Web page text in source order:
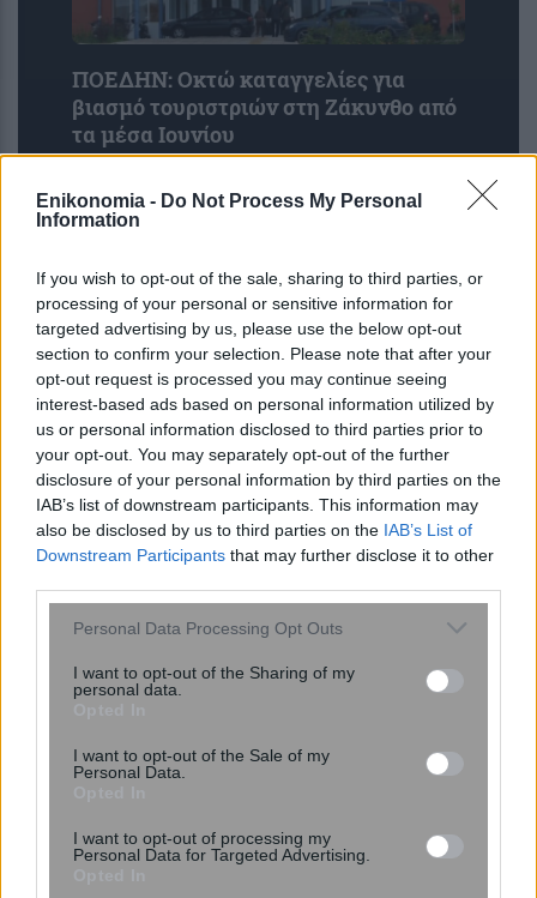
Enikonomia - Do Not Process My Personal
Information
If you wish to opt-out of the sale, sharing to third parties, or
processing of your personal or sensitive information for
targeted advertising by us, please use the below opt-out
section to confirm your selection. Please note that after your
opt-out request is processed you may continue seeing
interest-based ads based on personal information utilized by
us or personal information disclosed to third parties prior to
your opt-out. You may separately opt-out of the further
disclosure of your personal information by third parties on the
IAB’s list of downstream participants. This information may
also be disclosed by us to third parties on the IAB’s List of
Downstream Participants that may further disclose it to other
Please note that this website/app uses one or more Google
not limited to your visit or usage behaviour. You may click to
grant or deny consent to Google and its third-party tags to
consent section.
Personal Data Processing Opt Outs
I want to opt-out of the Sharing of my
personal data.
I want to opt-out of the Sale of my
Personal Data.
I want to opt-out of processing my
Personal Data for Targeted Advertising.
ΠΟΕΔΗΝ: Οκτώ καταγγελίες για
βιασμό τουριστριών στη Ζάκυνθο από
τα μέσα Ιουνίου
Η ομιλία των παιδιών μπορεί να
αποκαλύπτει τον μελλοντικό κίνδυνο
κατάθλιψης και άγχους – Τι έδειξε
μελέτη του Stanford με ...